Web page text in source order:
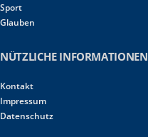
Sport
Glauben
NÜTZLICHE INFORMATIONEN
Kontakt
Impressum
Datenschutz